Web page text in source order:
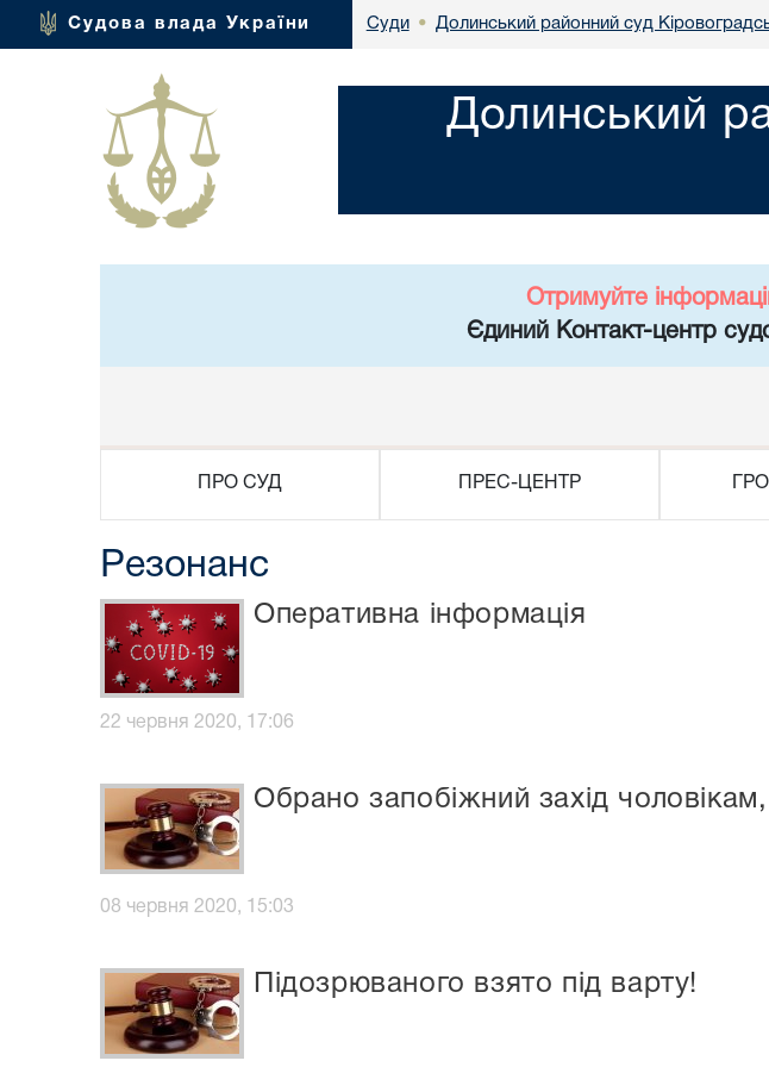
Судова влада України Суди • Долинський районний суд
Долинський
Отримуйте
Єдиний Контакт-центр
ПРО СУД ПРЕС-ЦЕНТР
Резонанс
Оперативна інформація
22 червня 2020, 17:06
Обрано запобіжний захід
08 червня 2020, 15:03
Підозрюваного взято під варту!